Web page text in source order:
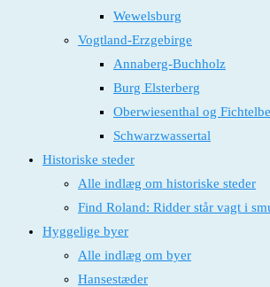
Wewelsburg
Vogtland-Erzgebirge
Annaberg-Buchholz
Burg Elsterberg
Oberwiesenthal og
Schwarzwassertal
Historiske steder
Alle indlæg om historiske steder
Find Roland: Ridder står vagt i
Hyggelige byer
Alle indlæg om byer
Hansestæder